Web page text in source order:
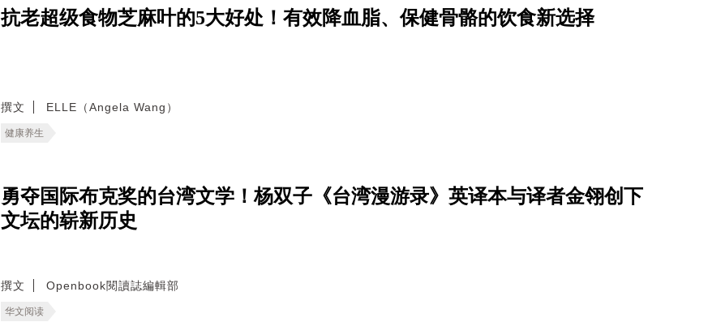
抗老超级食物芝麻叶的5大好处！有效降血脂、保健骨骼的饮食新选择
撰文 ELLE（Angela Wang）
健康养生
勇夺国际布克奖的台湾文学！杨双子《台湾漫游录》英译本与译者金翎创下
文坛的崭新历史
撰文 Openbook閱讀誌編輯部
华文阅读